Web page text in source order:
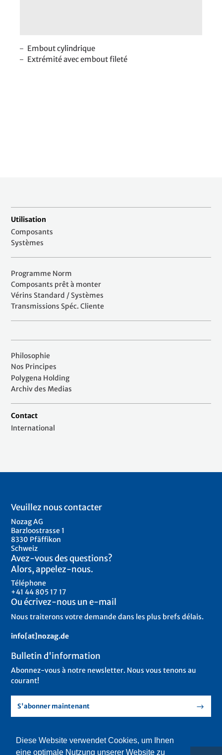
Diese Website verwendet Cookies, um Ihnen
eine optimale Nutzung unserer Website zu
Embout cylindrique
Extrémité avec embout fileté
Utilisation
Composants
Systèmes
Programme Norm
Composants prêt à monter
Vérins Standard / Systèmes
Transmissions Spéc. Cliente
Philosophie
Nos Principes
Polygena Holding
Archiv des Medias
Contact
International
Veuillez nous contacter
Nozag AG
Barzloostrasse 1
8330 Pfäffikon
Schweiz
Avez-vous des questions?
Alors, appelez-nous.
Téléphone
+41 44 805 17 17
Ou écrivez-nous un e-mail
Nous traiterons votre demande dans les plus brefs délais.
info[at]nozag.de
Bulletin d'information
Abonnez-vous à notre newsletter. Nous vous tenons au
courant!
S'abonner maintenant